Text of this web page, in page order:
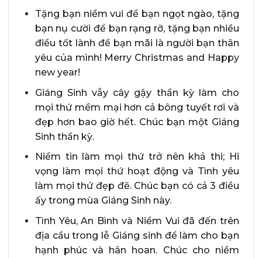
Tặng bạn niềm vui để bạn ngọt ngào, tặng
bạn nụ cười để bạn rạng rỡ, tặng bạn nhiều
điều tốt lành để bạn mãi là người bạn thân
yêu của mình! Merry Christmas and Happy
new year!
Giáng Sinh vẫy cây gậy thần kỳ làm cho
mọi thứ mềm mại hơn cả bông tuyết rơi và
đẹp hơn bao giờ hết. Chúc bạn một Giáng
Sinh thần kỳ.
Niềm tin làm mọi thứ trở nên khả thi; Hi
vọng làm mọi thứ hoạt động và Tình yêu
làm mọi thứ đẹp đẽ. Chúc bạn có cả 3 điều
ấy trong mùa Giáng Sinh này.
Tình Yêu, An Bình và Niềm Vui đã đến trên
địa cầu trong lễ Giáng sinh để làm cho bạn
hạnh phúc và hân hoan. Chúc cho niềm